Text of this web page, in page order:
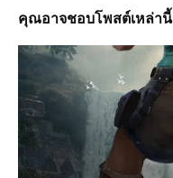
คุณอาจชอบโพสต์เหล่านี้